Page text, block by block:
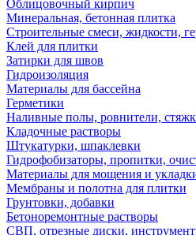
Облицовочный кирпич
Минеральная, бетонная плитка
Строительные смеси, жидкости,
Клей для плитки
Затирки для швов
Гидроизоляция
Материалы для бассейна
Герметики
Наливные полы, ровнители,
Кладочные растворы
Штукатурки, шпаклевки
Гидрофобизаторы, пропитки,
Материалы для мощения и
Мембраны и полотна для плитки
Грунтовки, добавки
Бетоноремонтные растворы
СВП, отрезные диски,